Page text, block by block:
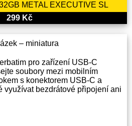
METAL EXECUTIVE SL
299 Kč
pro zařízení USB-C
soubory mezi mobilním
s konektorem USB-C a
využívat bezdrátové připojení ani